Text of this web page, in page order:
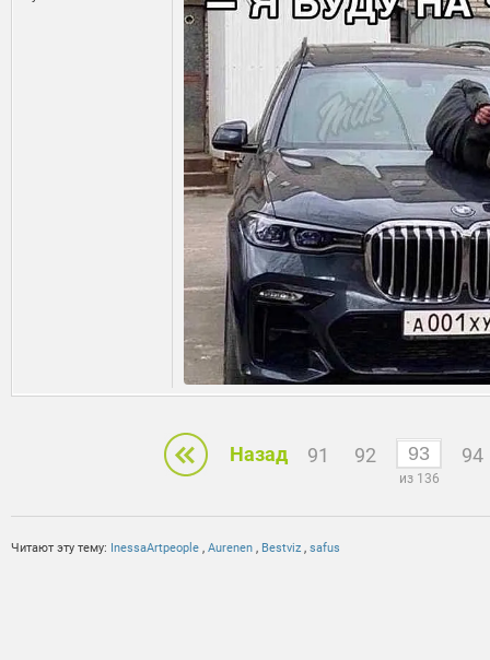
Назад 91 92
из 136
94
Читают эту тему: InessaArtpeople , Aurenen , Bestviz , safus